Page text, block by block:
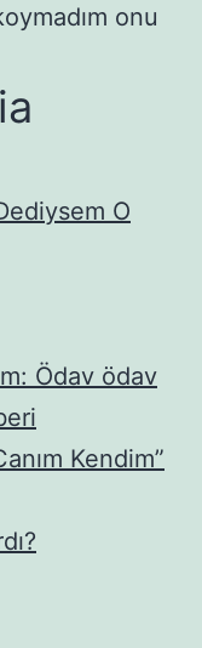
onu
O
Ödav ödav
Kendim”